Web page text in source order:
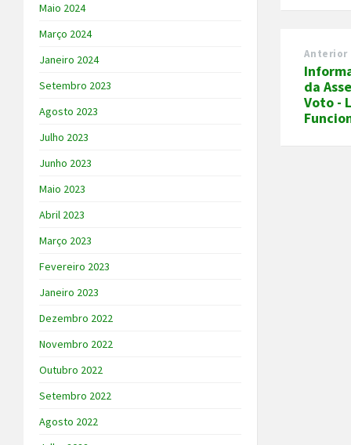
Anterior
da
Voto -
Maio 2024
Março 2024
Janeiro 2024
Setembro 2023
Agosto 2023
Julho 2023
Junho 2023
Maio 2023
Abril 2023
Março 2023
Fevereiro 2023
Janeiro 2023
Dezembro 2022
Novembro 2022
Outubro 2022
Setembro 2022
Agosto 2022